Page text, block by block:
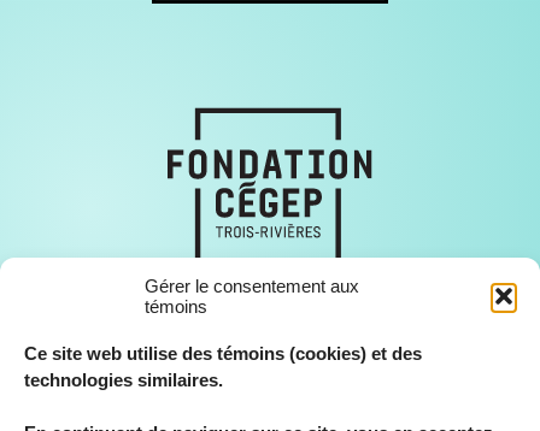
Gérer le consentement aux
témoins
Ce site web utilise des témoins (cookies) et des
technologies similaires.